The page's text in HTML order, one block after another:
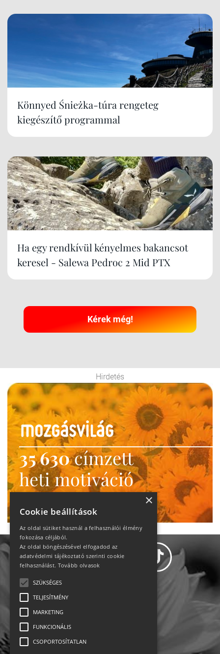
Könnyed Śnieżka-túra rengeteg
kiegészítő programmal
Ha egy rendkívül kényelmes bakancsot
keresel - Salewa Pedroc 2 Mid PTX
Kérek még!
Hirdetés
35 630címzett
heti motiváció
Ne maradj le!
Impresszum-kapcsolat
×
Cookie beállítások
Az oldal sütiket használ a felhasználói élmény
fokozása céljából.
Az oldal böngészésével elfogadod az
adatvédelmi tájékoztató szerinti cookie
felhasználást. Tovább olvasok
SZÜKSÉGES
TELJESÍTMÉNY
MARKETING
FUNKCIONÁLIS
CSOPORTOSÍTATLAN